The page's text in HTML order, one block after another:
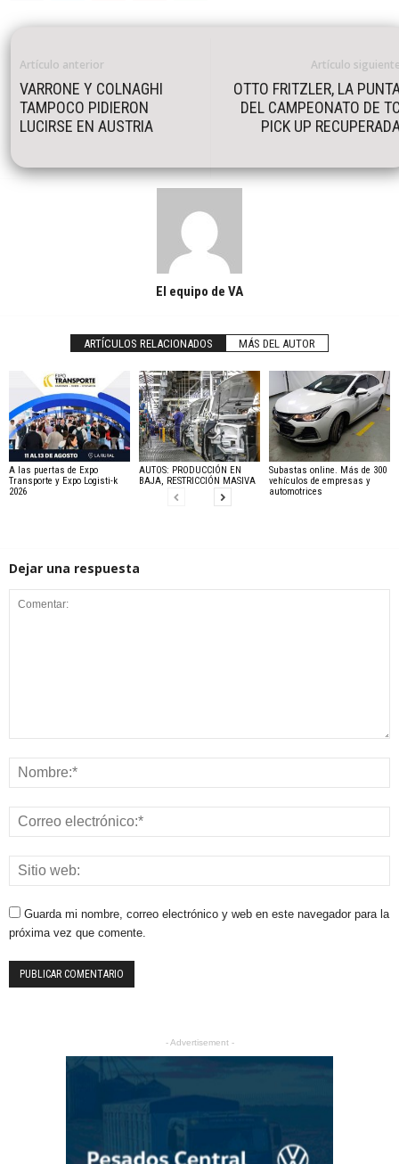
Artículo anterior
VARRONE Y COLNAGHI
TAMPOCO PIDIERON
LUCIRSE EN AUSTRIA
Artículo
OTTO FRITZLER, LA
DEL CAMPEONATO DE
PICK UP
El equipo de VA
ARTÍCULOS RELACIONADOS MÁS DEL AUTOR
A las puertas de Expo
Transporte y Expo Logisti-k
2026
AUTOS: PRODUCCIÓN EN
BAJA, RESTRICCIÓN MASIVA
Subastas online. Más de 300
vehículos de empresas y
automotrices
Dejar una respuesta
Guarda mi nombre, correo electrónico y web en este navegador para la
próxima vez que comente.
- Advertisement -